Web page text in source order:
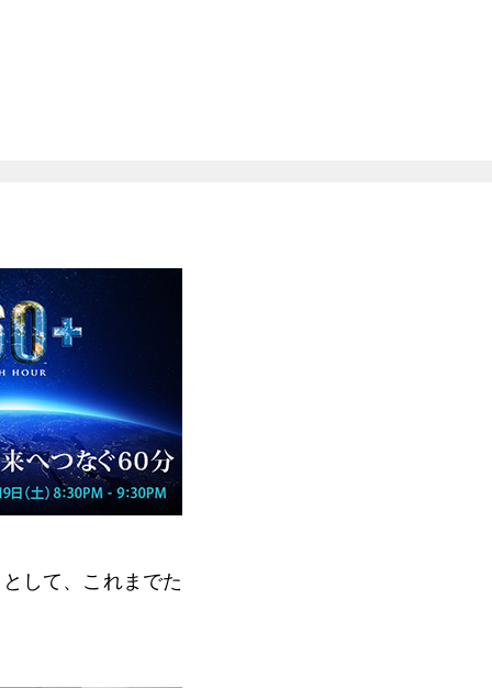
して、これまでた